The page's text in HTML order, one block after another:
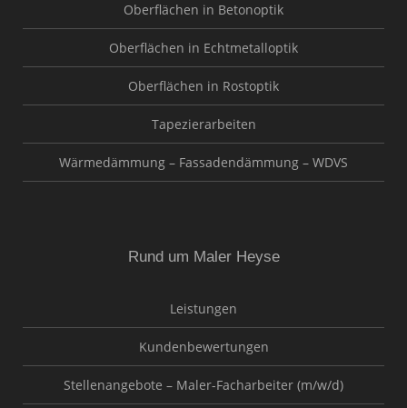
Oberflächen in Betonoptik
Oberflächen in Echtmetalloptik
Oberflächen in Rostoptik
Tapezierarbeiten
Wärmedämmung – Fassadendämmung – WDVS
Rund um Maler Heyse
Leistungen
Kundenbewertungen
Stellenangebote – Maler-Facharbeiter (m/w/d)